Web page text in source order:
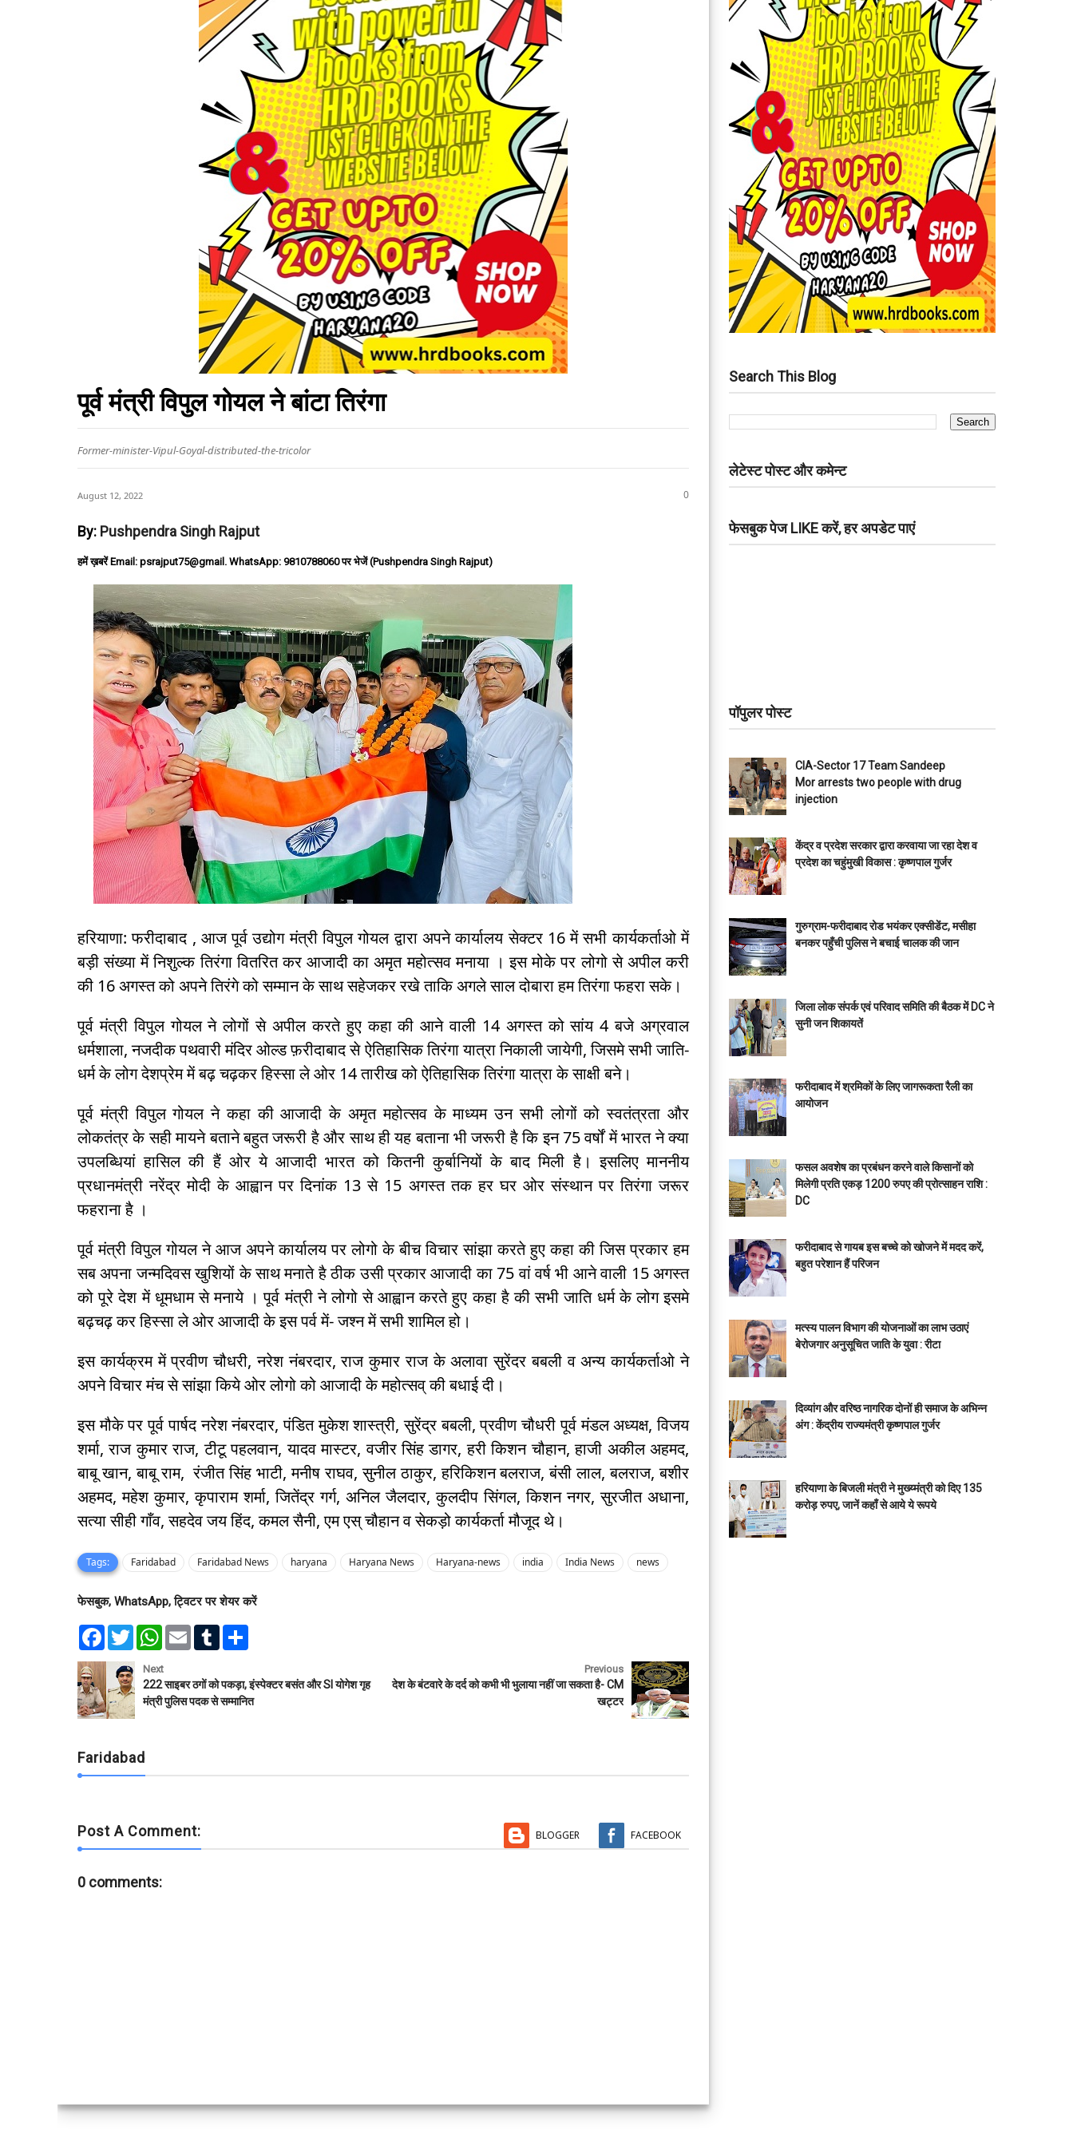
पूर्व मंत्री विपुल गोयल ने बांटा तिरंगा
Former-minister-Vipul-Goyal-distributed-the-tricolor
August 12, 2022 0
By: Pushpendra Singh Rajput
हमें ख़बरें Email: psrajput75@gmail. WhatsApp: 9810788060 पर भेजें (Pushpendra Singh Rajput)
हरियाणा: फरीदाबाद , आज पूर्व उद्योग मंत्री विपुल गोयल द्वारा अपने कार्यालय सेक्टर 16 में सभी कार्यकर्ताओ में
बड़ी संख्या में निशुल्क तिरंगा वितरित कर आजादी का अमृत महोत्सव मनाया । इस मोके पर लोगो से अपील करी
की 16 अगस्त को अपने तिरंगे को सम्मान के साथ सहेजकर रखे ताकि अगले साल दोबारा हम तिरंगा फहरा सके।
पूर्व मंत्री विपुल गोयल ने लोगों से अपील करते हुए कहा की आने वाली 14 अगस्त को सांय 4 बजे अग्रवाल
धर्मशाला, नजदीक पथवारी मंदिर ओल्ड फ़रीदाबाद से ऐतिहासिक तिरंगा यात्रा निकाली जायेगी, जिसमे सभी जाति-
धर्म के लोग देशप्रेम में बढ़ चढ़कर हिस्सा ले ओर 14 तारीख को ऐतिहासिक तिरंगा यात्रा के साक्षी बने।
पूर्व मंत्री विपुल गोयल ने कहा की आजादी के अमृत महोत्सव के माध्यम उन सभी लोगों को स्वतंत्रता और
लोकतंत्र के सही मायने बताने बहुत जरूरी है और साथ ही यह बताना भी जरूरी है कि इन 75 वर्षों में भारत ने क्या
उपलब्धियां हासिल की हैं ओर ये आजादी भारत को कितनी कुर्बानियों के बाद मिली है। इसलिए माननीय
प्रधानमंत्री नरेंद्र मोदी के आह्वान पर दिनांक 13 से 15 अगस्त तक हर घर ओर संस्थान पर तिरंगा जरूर
फहराना है ।
पूर्व मंत्री विपुल गोयल ने आज अपने कार्यालय पर लोगो के बीच विचार सांझा करते हुए कहा की जिस प्रकार हम
सब अपना जन्मदिवस खुशियों के साथ मनाते है ठीक उसी प्रकार आजादी का 75 वां वर्ष भी आने वाली 15 अगस्त
को पूरे देश में धूमधाम से मनाये । पूर्व मंत्री ने लोगो से आह्वान करते हुए कहा है की सभी जाति धर्म के लोग इसमे
बढ़चढ़ कर हिस्सा ले ओर आजादी के इस पर्व में- जश्न में सभी शामिल हो।
इस कार्यक्रम में प्रवीण चौधरी, नरेश नंबरदार, राज कुमार राज के अलावा सुरेंदर बबली व अन्य कार्यकर्ताओ ने
अपने विचार मंच से सांझा किये ओर लोगो को आजादी के महोत्सव् की बधाई दी।
इस मौके पर पूर्व पार्षद नरेश नंबरदार, पंडित मुकेश शास्त्री, सुरेंद्र बबली, प्रवीण चौधरी पूर्व मंडल अध्यक्ष, विजय
शर्मा, राज कुमार राज, टीटू पहलवान, यादव मास्टर, वजीर सिंह डागर, हरी किशन चौहान, हाजी अकील अहमद,
बाबू खान, बाबू राम, रंजीत सिंह भाटी, मनीष राघव, सुनील ठाकुर, हरिकिशन बलराज, बंसी लाल, बलराज, बशीर
अहमद, महेश कुमार, कृपाराम शर्मा, जितेंद्र गर्ग, अनिल जैलदार, कुलदीप सिंगल, किशन नगर, सुरजीत अधाना,
सत्या सीही गाँव, सहदेव जय हिंद, कमल सैनी, एम एस् चौहान व सेकड़ो कार्यकर्ता मौजूद थे।
Tags: Faridabad Faridabad News haryana Haryana News Haryana-news india India News news
फेसबुक, WhatsApp, ट्विटर पर शेयर करें
F
e
b
o
o
k
T
w
t
e
r
W
t
s
A
p
E
l
T
l
r
e
Next
222 साइबर ठगों को पकड़ा, इंस्पेक्टर बसंत और SI योगेश गृह
मंत्री पुलिस पदक से सम्मानित
Previous
देश के बंटवारे के दर्द को कभी भी भुलाया नहीं जा सकता है- CM
खट्टर
Faridabad
Post A Comment: BLOGGER FACEBOOK
0 comments:
Search This Blog
लेटेस्ट पोस्ट और कमेन्ट
फेसबुक पेज LIKE करें, हर अपडेट पाएं
पॉपुलर पोस्ट
CIA-Sector 17 Team Sandeep
Mor arrests two people with drug
injection
केंद्र व प्रदेश सरकार द्वारा करवाया जा रहा देश व
प्रदेश का चहुंमुखी विकास : कृष्णपाल गुर्जर
गुरुग्राम-फरीदाबाद रोड भयंकर एक्सीडेंट, मसीहा
बनकर पहुँची पुलिस ने बचाई चालक की जान
जिला लोक संपर्क एवं परिवाद समिति की बैठक में DC ने
सुनी जन शिकायतें
फरीदाबाद में श्रमिकों के लिए जागरूकता रैली का
आयोजन
फसल अवशेष का प्रबंधन करने वाले किसानों को
मिलेगी प्रति एकड़ 1200 रुपए की प्रोत्साहन राशि :
DC
फरीदाबाद से गायब इस बच्चे को खोजने में मदद करें,
बहुत परेशान हैं परिजन
मत्स्य पालन विभाग की योजनाओं का लाभ उठाएं
बेरोजगार अनुसूचित जाति के युवा : रीटा
दिव्यांग और वरिष्ठ नागरिक दोनों ही समाज के अभिन्न
अंग : केंद्रीय राज्यमंत्री कृष्णपाल गुर्जर
हरियाणा के बिजली मंत्री ने मुख्य्मंत्री को दिए 135
करोड़ रुपए, जानें कहाँ से आये ये रूपये